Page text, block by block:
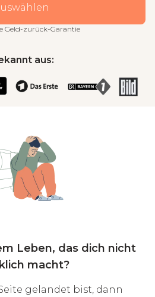
Geld-zurück-Garantie
aus:
Leben, das dich nicht
macht?
gelandet bist, dann